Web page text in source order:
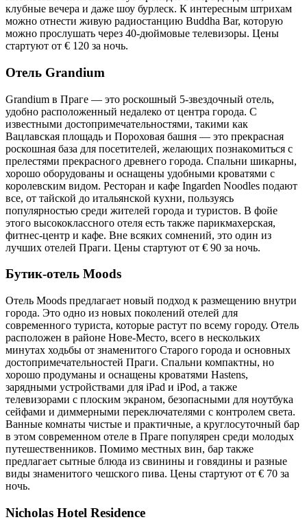
клубные вечера и даже шоу бурлеск. К интересным штрихам
можно отнести живую радиостанцию Buddha Bar, которую
можно прослушать через 40-дюймовые телевизоры. Цены
стартуют от € 120 за ночь.
Отель Grandium
Grandium в Праге — это роскошный 5-звездочный отель,
удобно расположенный недалеко от центра города. С
известными достопримечательностями, такими как
Вацлавская площадь и Пороховая башня — это прекрасная
роскошная база для посетителей, желающих познакомиться с
прелестями прекрасного древнего города. Спальни шикарны,
хорошо оборудованы и оснащены удобными кроватями с
королевским видом. Ресторан и кафе Ingarden Noodles подают
все, от тайской до итальянской кухни, пользуясь
популярностью среди жителей города и туристов. В фойе
этого высококлассного отеля есть также парикмахерская,
фитнес-центр и кафе. Вне всяких сомнений, это один из
лучших отелей Праги. Цены стартуют от € 90 за ночь.
Бутик-отель Moods
Отель Moods предлагает новый подход к размещению внутри
города. Это одно из новых поколений отелей для
современного туриста, которые растут по всему городу. Отель
расположен в районе Нове-Место, всего в нескольких
минутах ходьбы от знаменитого Старого города и основных
достопримечательностей Праги. Спальни компактны, но
хорошо продуманы и оснащены кроватями Hastens,
зарядными устройствами для iPad и iPod, а также
телевизорами с плоским экраном, безопасными для ноутбука
сейфами и диммерными переключателями с контролем света.
Ванные комнаты чистые и практичные, а круглосуточный бар
в этом современном отеле в Праге популярен среди молодых
путешественников. Помимо местных вин, бар также
предлагает сытные блюда из свинины и говядины и разные
виды знаменитого чешского пива. Цены стартуют от € 70 за
ночь.
Nicholas Hotel Residence